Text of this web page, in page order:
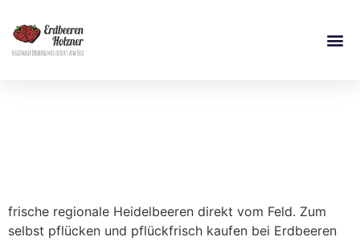
frische regionale Heidelbeeren direkt vom Feld. Zum
selbst pflücken und pflückfrisch kaufen bei Erdbeeren